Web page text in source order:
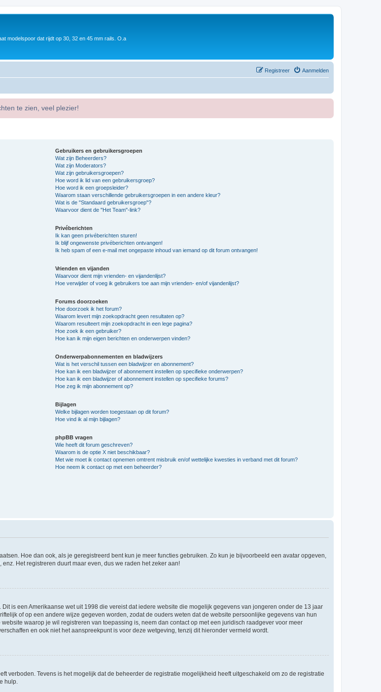
modelspoor dat rijdt op 30, 32 en 45 mm rails. O.a
Aanmelden
Registreer
te zien, veel plezier!
Gebruikers en gebruikersgroepen
Wat zijn Beheerders?
Wat zijn Moderators?
Wat zijn gebruikersgroepen?
Hoe word ik lid van een gebruikersgroep?
Hoe word ik een groepsleider?
Waarom staan verschillende gebruikersgroepen in een andere kleur?
Wat is de "Standaard gebruikersgroep"?
Waarvoor dient de "Het Team"-link?
Privéberichten
Ik kan geen privéberichten sturen!
Ik blijf ongewenste privéberichten ontvangen!
Ik heb spam of een e-mail met ongepaste inhoud van iemand op dit forum ontvangen!
Vrienden en vijanden
Waarvoor dient mijn vrienden- en vijandenlijst?
Hoe verwijder of voeg ik gebruikers toe aan mijn vrienden- en/of vijandenlijst?
Forums doorzoeken
Hoe doorzoek ik het forum?
Waarom levert mijn zoekopdracht geen resultaten op?
Waarom resulteert mijn zoekopdracht in een lege pagina?
Hoe zoek ik een gebruiker?
Hoe kan ik mijn eigen berichten en onderwerpen vinden?
Onderwerpabonnementen en bladwijzers
Wat is het verschil tussen een bladwijzer en abonnement?
Hoe kan ik een bladwijzer of abonnement instellen op specifieke onderwerpen?
Hoe kan ik een bladwijzer of abonnement instellen op specifieke forums?
Hoe zeg ik mijn abonnement op?
Bijlagen
Welke bijlagen worden toegestaan op dit forum?
Hoe vind ik al mijn bijlagen?
phpBB vragen
Wie heeft dit forum geschreven?
Waarom is de optie X niet beschikbaar?
Met wie moet ik contact opnemen omtrent misbruik en/of wettelijke kwesties in verband met dit forum?
Hoe neem ik contact op met een beheerder?
Hoe dan ook, als je geregistreerd bent kun je meer functies gebruiken. Zo kun je bijvoorbeeld een avatar opgeven,
Het registreren duurt maar even, dus we raden het zeker aan!
is een Amerikaanse wet uit 1998 die vereist dat iedere website die mogelijk gegevens van jongeren onder de 13 jaar
of op een andere wijze gegeven worden, zodat de ouders weten dat de website persoonlijke gegevens van hun
waarop je wil registreren van toepassing is, neem dan contact op met een juridisch raadgever voor meer
en ook niet het aanspreekpunt is voor deze wetgeving, tenzij dit hieronder vermeld wordt.
verboden. Tevens is het mogelijk dat de beheerder de registratie mogelijkheid heeft uitgeschakeld om zo de registratie
hulp.